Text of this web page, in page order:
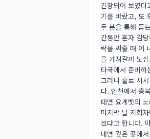
긴장되어 보였
기를 바랐고, 또
두 분을 통해 듣
간동안 혼자 감
락을 싸줄 때 이
을 가져갈까 노
타국에서 준비
그러니 홀로 서
다. 인천에서 충
때면 요게벳의
마지막 날 지희
셨다고 합니다.
내면 깊은 곳에